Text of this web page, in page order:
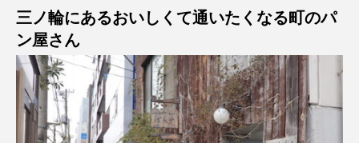
三ノ輪にあるおいしくて通いたくなる町のパ
ン屋さん